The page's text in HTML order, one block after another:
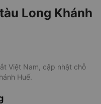
Long Khánh
Việt Nam, cập nhật chỗ
Huế.